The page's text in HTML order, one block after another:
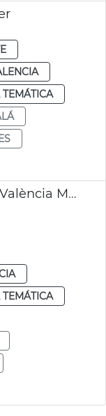
Arte Urbano Ayuntamiento València Mural Mediterraneus Dulk